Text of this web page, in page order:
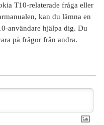
T10-relaterade fråga eller
kan du lämna en
-användare hjälpa dig. Du
på frågor från andra.